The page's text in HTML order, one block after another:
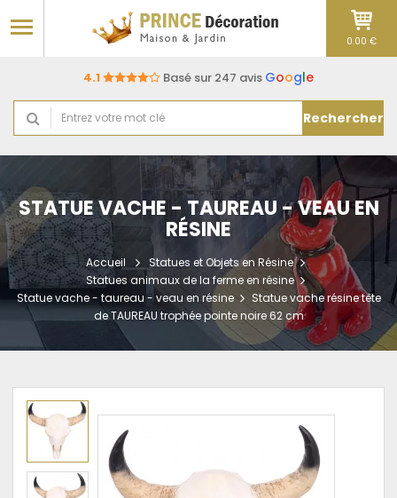
4.1 Basé sur 247 avis Google
Rechercher
0.00 €
STATUE VACHE - TAUREAU - VEAU EN
RÉSINE
Accueil
Statues et Objets en Résine
Statues animaux de la ferme en résine
Statue vache - taureau - veau en résine
Statue vache résine tête
de TAUREAU trophée pointe noire 62 cm